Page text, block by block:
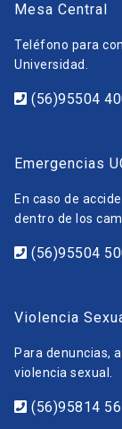
Mesa Central
Teléfono para
Universidad.
(56)95504
Emergencias
En caso de
dentro de los
(56)95504
Violencia
Para denuncias,
violencia sexual.
(56)95814